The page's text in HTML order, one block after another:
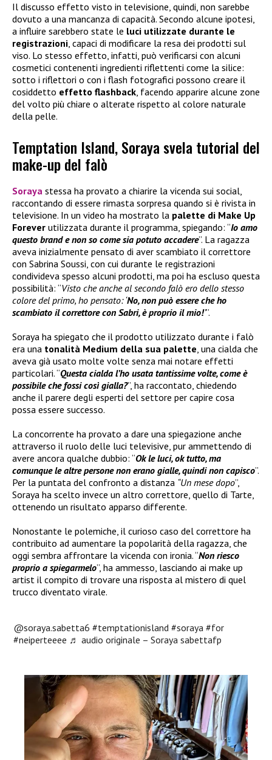
Il discusso effetto visto in televisione, quindi, non sarebbe
dovuto a una mancanza di capacità. Secondo alcune ipotesi,
a influire sarebbero state le luci utilizzate durante le
registrazioni, capaci di modificare la resa dei prodotti sul
viso. Lo stesso effetto, infatti, può verificarsi con alcuni
cosmetici contenenti ingredienti riflettenti come la silice:
sotto i riflettori o con i flash fotografici possono creare il
cosiddetto effetto flashback, facendo apparire alcune zone
del volto più chiare o alterate rispetto al colore naturale
della pelle.
Temptation Island, Soraya svela tutorial del
make-up del falò
Soraya stessa ha provato a chiarire la vicenda sui social,
raccontando di essere rimasta sorpresa quando si è rivista in
televisione. In un video ha mostrato la palette di Make Up
Forever utilizzata durante il programma, spiegando: “Io amo
questo brand e non so come sia potuto accadere”. La ragazza
aveva inizialmente pensato di aver scambiato il correttore
con Sabrina Soussi, con cui durante le registrazioni
condivideva spesso alcuni prodotti, ma poi ha escluso questa
possibilità: “Visto che anche al secondo falò ero dello stesso
colore del primo, ho pensato: ‘No, non può essere che ho
scambiato il correttore con Sabri, è proprio il mio!’”.
Soraya ha spiegato che il prodotto utilizzato durante i falò
era una tonalità Medium della sua palette , una cialda che
aveva già usato molte volte senza mai notare effetti
particolari. “Questa cialda l’ho usata tantissime volte, come è
possibile che fossi così gialla?”, ha raccontato, chiedendo
anche il parere degli esperti del settore per capire cosa
possa essere successo.
La concorrente ha provato a dare una spiegazione anche
attraverso il ruolo delle luci televisive, pur ammettendo di
avere ancora qualche dubbio: “Ok le luci, ok tutto, ma
comunque le altre persone non erano gialle, quindi non capisco”.
Per la puntata del confronto a distanza “Un mese dopo”,
Soraya ha scelto invece un altro correttore, quello di Tarte,
ottenendo un risultato apparso differente.
Nonostante le polemiche, il curioso caso del correttore ha
contribuito ad aumentare la popolarità della ragazza, che
oggi sembra affrontare la vicenda con ironia. “Non riesco
proprio a spiegarmelo”, ha ammesso, lasciando ai make up
artist il compito di trovare una risposta al mistero di quel
trucco diventato virale.
@soraya.sabetta6 #temptationisland #soraya #for
#neiperteeee ♬ audio originale – Soraya sabettafp